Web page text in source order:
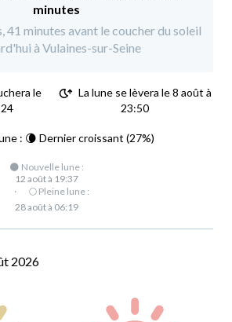
minutes
41 minutes avant le coucher du soleil
à Vulaines-sur-Seine
le
La lune se lèvera le 8 août à
23:50
: 🌘 Dernier croissant (27%)
🌑 Nouvelle lune :
12 août à 19:37
·
🌕 Pleine lune :
28 août à 06:19
2026